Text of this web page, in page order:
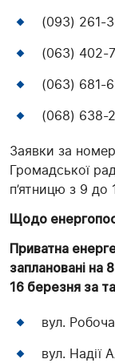
(093) 261-
(063) 402-
(063) 681-
(068) 638-
Заявки за
Громадської
п’ятницю з 9 до
Щодо
Приватна
заплановані на
16 березня за
вул.
вул. Надії